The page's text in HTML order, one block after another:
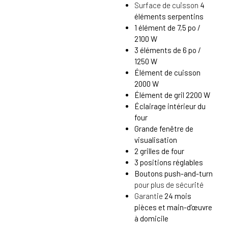
Surface de cuisson 4
éléments serpentins
1 élément de 7,5 po /
2100 W
3 éléments de 6 po /
1250 W
Élément de cuisson
2000 W
Élément de gril 2200 W
Éclairage intérieur du
four
Grande fenêtre de
visualisation
2 grilles de four
3 positions réglables
Boutons push-and-turn
pour plus de sécurité
Garantie 24 mois
pièces et main-d’œuvre
à domicile